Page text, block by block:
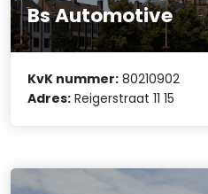
Bs Automotive
KvK nummer: 80210902
Adres: Reigerstraat 11 15